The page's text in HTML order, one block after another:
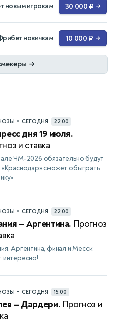
новым игрокам 30 000 ₽ →
новичкам 10 000 ₽ →
→
• СЕГОДНЯ 22:00
дня 19 июля.
и ставка
ЧМ-2026 обязательно будут
сможет обыграть
• СЕГОДНЯ 22:00
— Аргентина. Прогноз
Аргентина, финал и Месси:
интересно!
• СЕГОДНЯ 15:00
— Дардери. Прогноз и